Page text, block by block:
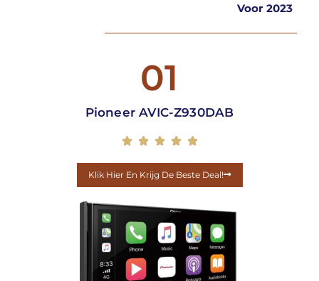
Voor 2023
01
Pioneer AVIC-Z930DAB
    
Klik Hier En Krijg De Beste Deal!